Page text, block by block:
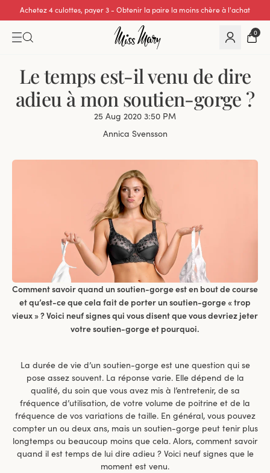
Achetez 4 culottes, payer 3 - Obtenir la paire la moins chère à l'achat
0
Le temps est-il venu de dire
adieu à mon soutien-gorge ?
25 Aug 2020 3:50 PM
Annica Svensson
Comment savoir quand un soutien-gorge est en bout de course
et qu’est-ce que cela fait de porter un soutien-gorge « trop
vieux » ? Voici neuf signes qui vous disent que vous devriez jeter
votre soutien-gorge et pourquoi.
La durée de vie d’un soutien-gorge est une question qui se
pose assez souvent. La réponse varie. Elle dépend de la
qualité, du soin que vous avez mis à l’entretenir, de sa
fréquence d’utilisation, de votre volume de poitrine et de la
fréquence de vos variations de taille. En général, vous pouvez
compter un ou deux ans, mais un soutien-gorge peut tenir plus
longtemps ou beaucoup moins que cela. Alors, comment savoir
quand il est temps de lui dire adieu ? Voici neuf signes que le
moment est venu.